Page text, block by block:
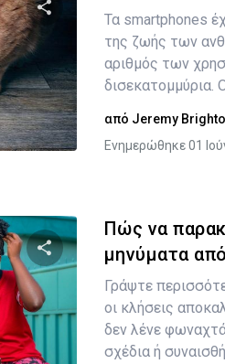
Κοινοποιήστε αυτό το
Twitter
Τα smartphones
της ζωής των
αριθμός των
δισεκατομμύρια.
από Jeremy
Ενημερώθηκε 01
Κοινοποιήστε αυτό το
Πώς να
μηνύματα
Γράψτε
οι κλήσεις
δεν λένε
σχέδια ή